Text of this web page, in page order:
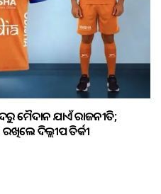
ମୈଦାନ ଯାଏଁ ରାଜନୀତି;
ରଖିଲେ ଦିଲ୍ଲୀପ ତିର୍କୀ